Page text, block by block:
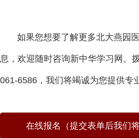
如果您想要了解更多北大燕园
息，欢迎随时咨询新中华学习网。
061-6586，我们将竭诚为您提供专
在线报名（提交表单后我们